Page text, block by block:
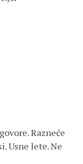
Razneće
Usne lete. Ne